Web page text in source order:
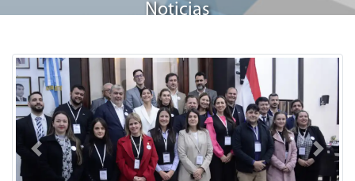
Noticias
Previous Next